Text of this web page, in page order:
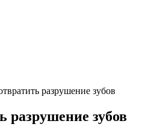
разрушение зубов
разрушение зубов